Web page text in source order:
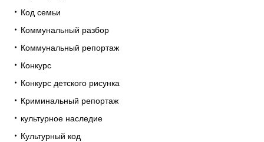
Код семьи
Коммунальный разбор
Коммунальный репортаж
Конкурс
Конкурс детского рисунка
Криминальный репортаж
культурное наследие
Культурный код